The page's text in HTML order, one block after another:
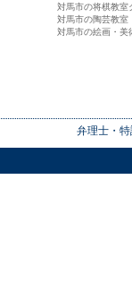
対馬市の将棋教室
対馬市の陶芸教室
対馬市の絵画・美
弁理士・